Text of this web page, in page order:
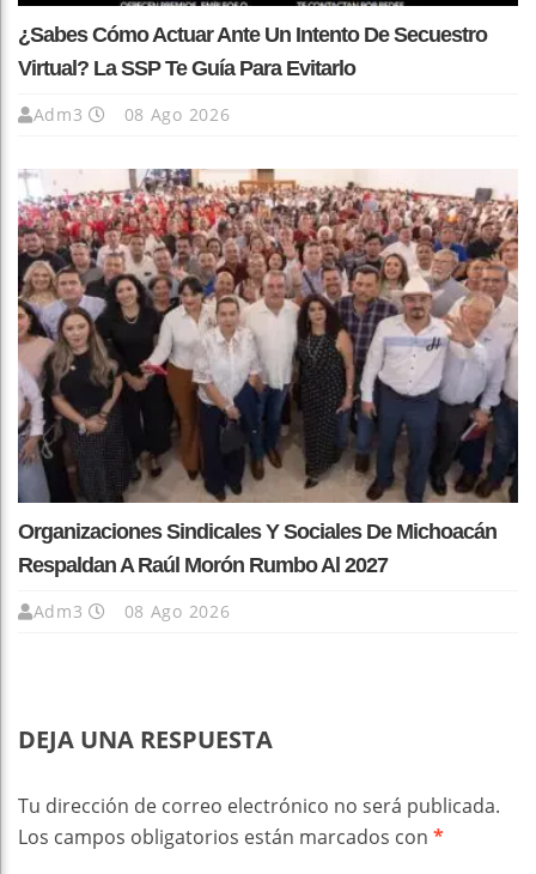
¿Sabes Cómo Actuar Ante Un Intento De Secuestro
Virtual? La SSP Te Guía Para Evitarlo
Adm3 08 Ago 2026
Organizaciones Sindicales Y Sociales De Michoacán
Respaldan A Raúl Morón Rumbo Al 2027
Adm3 08 Ago 2026
DEJA UNA RESPUESTA
Tu dirección de correo electrónico no será publicada.
Los campos obligatorios están marcados con *